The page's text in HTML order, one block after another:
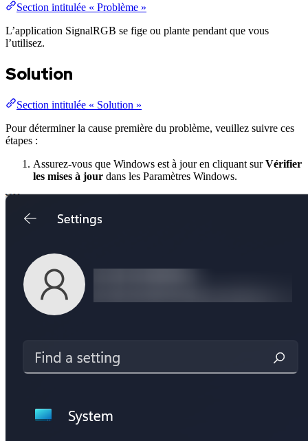
Section intitulée « Problème »
L’application SignalRGB se fige ou plante pendant que vous
l’utilisez.
Solution
Section intitulée « Solution »
Pour déterminer la cause première du problème, veuillez suivre ces
étapes :
Assurez-vous que Windows est à jour en cliquant surVérifier
les mises à jour dans les Paramètres Windows.